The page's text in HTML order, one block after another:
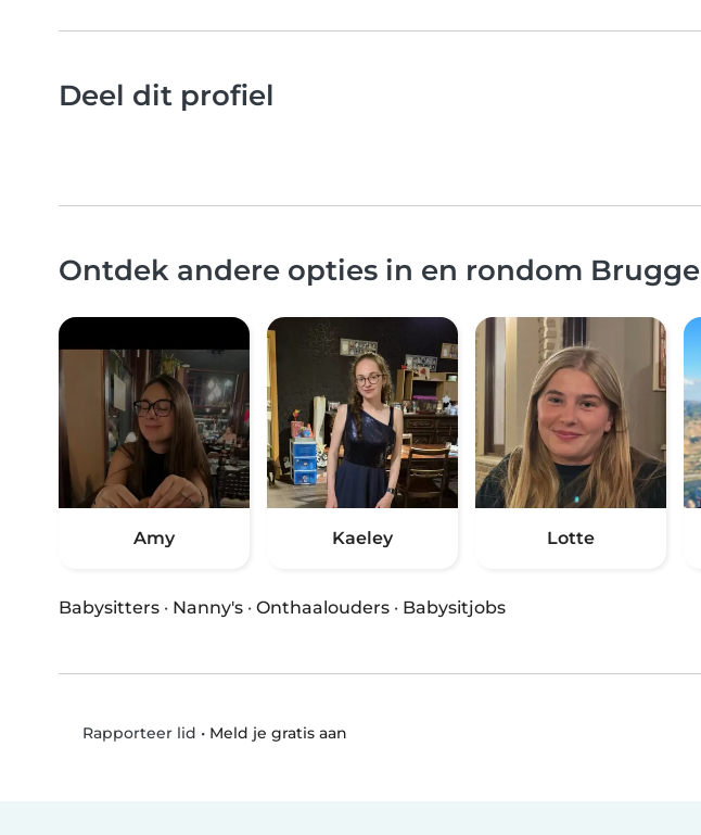
Deel dit profiel
Ontdek andere opties in en rondom Brugge
Amy Kaeley Lotte
Babysitters · Nanny's · Onthaalouders · Babysitjobs
Rapporteer lid • Meld je gratis aan